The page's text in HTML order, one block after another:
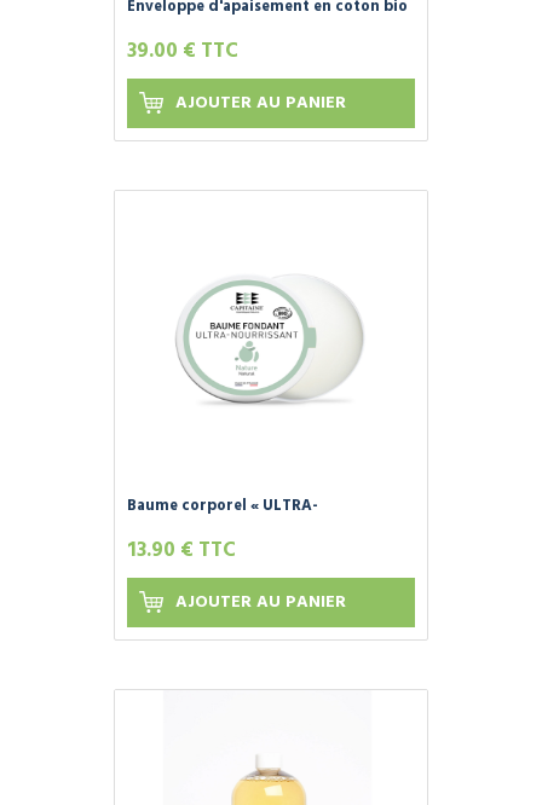
Enveloppe d'apaisement en coton bio
39.00 € TTC
AJOUTER AU PANIER
Baume corporel « ULTRA-
CAPITAINE COSMETIQUES -
13.90 € TTC
AJOUTER AU PANIER